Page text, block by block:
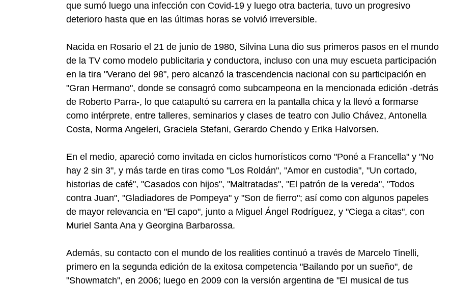
que sumó luego una infección con Covid-19 y luego otra bacteria, tuvo un progresivo
deterioro hasta que en las últimas horas se volvió irreversible.
Nacida en Rosario el 21 de junio de 1980, Silvina Luna dio sus primeros pasos en el mundo
de la TV como modelo publicitaria y conductora, incluso con una muy escueta participación
en la tira "Verano del 98", pero alcanzó la trascendencia nacional con su participación en
"Gran Hermano", donde se consagró como subcampeona en la mencionada edición -detrás
de Roberto Parra-, lo que catapultó su carrera en la pantalla chica y la llevó a formarse
como intérprete, entre talleres, seminarios y clases de teatro con Julio Chávez, Antonella
Costa, Norma Angeleri, Graciela Stefani, Gerardo Chendo y Erika Halvorsen.
En el medio, apareció como invitada en ciclos humorísticos como "Poné a Francella" y "No
hay 2 sin 3", y más tarde en tiras como "Los Roldán", "Amor en custodia", "Un cortado,
historias de café", "Casados con hijos", "Maltratadas", "El patrón de la vereda", "Todos
contra Juan", "Gladiadores de Pompeya" y "Son de fierro"; así como con algunos papeles
de mayor relevancia en "El capo", junto a Miguel Ángel Rodríguez, y "Ciega a citas", con
Muriel Santa Ana y Georgina Barbarossa.
Además, su contacto con el mundo de los realities continuó a través de Marcelo Tinelli,
primero en la segunda edición de la exitosa competencia "Bailando por un sueño", de
"Showmatch", en 2006; luego en 2009 con la versión argentina de "El musical de tus